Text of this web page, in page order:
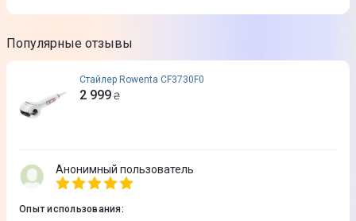
Популярные отзывы
Стайлер Rowenta CF3730F0
2 999 ₴
Анонимный пользователь
Опыт использования: